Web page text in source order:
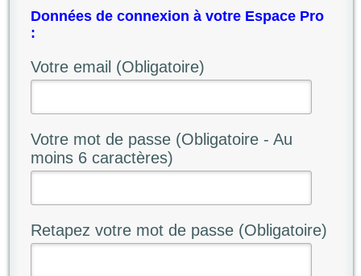
Données de connexion à votre Espace Pro
:
Votre email (Obligatoire)
Votre mot de passe (Obligatoire - Au
moins 6 caractères)
Retapez votre mot de passe (Obligatoire)